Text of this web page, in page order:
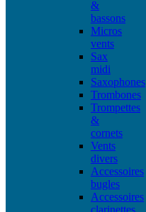
&
bassons
Micros
vents
Sax
midi
Saxophones
Trombones
Trompettes
&
cornets
Vents
divers
Accessoires
bugles
Accessoires
clarinettes